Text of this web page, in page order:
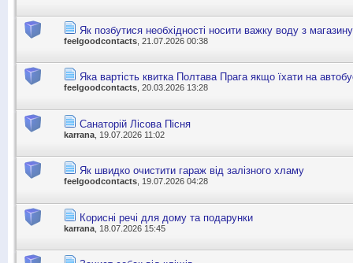
Як позбутися необхідності носити важку воду з магазину
feelgoodcontacts , 21.07.2026 00:38
Яка вартість квитка Полтава Прага якщо їхати на
feelgoodcontacts , 20.03.2026 13:28
Санаторій Лісова Пісня
karrana , 19.07.2026 11:02
Як швидко очистити гараж від залізного хламу
feelgoodcontacts , 19.07.2026 04:28
Корисні речі для дому та подарунки
karrana , 18.07.2026 15:45